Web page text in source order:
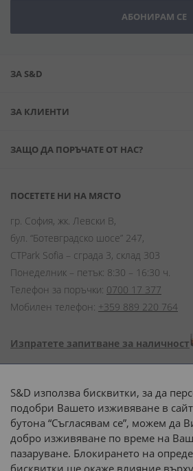
АБОНИРАМ СЕ
ЗА S&D
ЗА КЛИЕНТИ
ЗАЩО ДА ПОРЪЧАТЕ ОТ НАС?
ПОСЕТЕТЕ НИ НА МЯСТО
гр. София, жк. Левски В,
бул. “Ботевградско шосе” 247,
CTPark Sofia – сграда 3, склад 303
Понеделник – петък: 8:30 – 16:30 ч.
Телефон за поръчки: 0700 17 377
Мобилен телефон: +359 889 220 764
Изпратете запитване за наличност
Начини на
Доставка до адрес
S&D използва бисквитки, за да
подобри Вашето изживяване в
бутона “Съгласявам се”, можем да
добро изживяване по време на
пазаруване. Блокирането на
бисквитки ще окаже влияние